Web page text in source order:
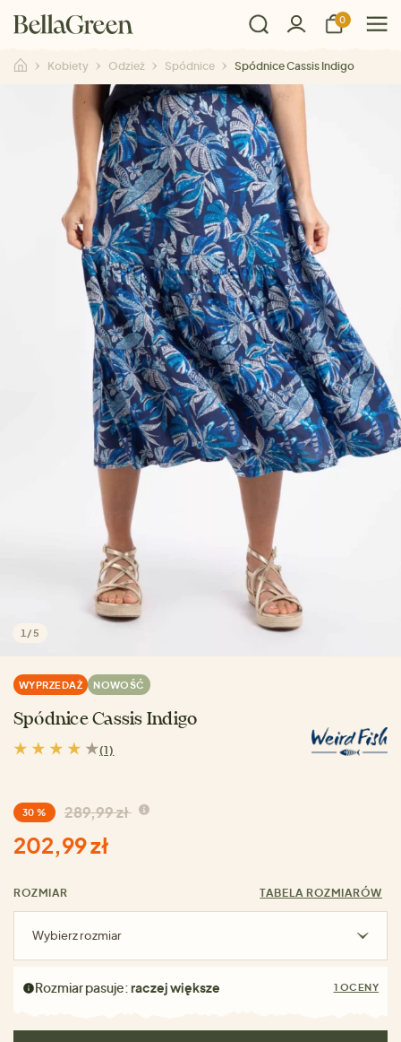
0
Kobiety Odzież Spódnice Spódnice Cassis Indigo
1 /5
WYPRZEDAŻ NOWOŚĆ
Spódnice Cassis Indigo
(1)
30 % 289,99 zł
202,99 zł
ROZMIAR TABELA ROZMIARÓW
Wybierz rozmiar
Rozmiar pasuje:raczej większe 1 OCENY